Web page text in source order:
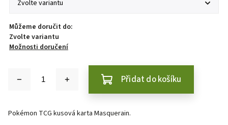
Můžeme doručit do:
Zvolte variantu
Možnosti doručení
Přidat do košíku
Pokémon TCG kusová karta Masquerain.